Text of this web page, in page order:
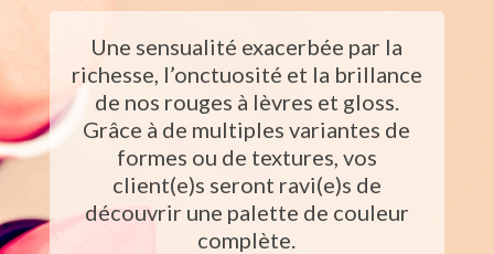
Une sensualité exacerbée par la
richesse, l’onctuosité et la brillance
de nos rouges à lèvres et gloss.
Grâce à de multiples variantes de
formes ou de textures, vos
client(e)s seront ravi(e)s de
découvrir une palette de couleur
complète.